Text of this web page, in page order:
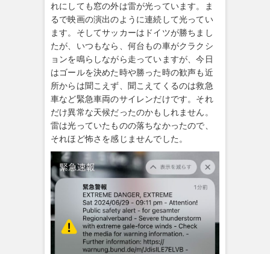
れにしても窓の外は雷が光っています。ま
るで映画の演出のように連続して光ってい
ます。そしてサッカーはドイツが勝ちまし
たが、いつもなら、何台もの車がクラクシ
ョンを鳴らしながら走っていますが、今日
はゴールを決めた時や勝った時の歓声も近
所からは聞こえず、聞こえてくるのは救急
車など緊急車両のサイレンだけです。それ
だけ異常な天候だったのかもしれません。
雷は光っていたものの落ちなかったので、
それほど怖さを感じませんでした。